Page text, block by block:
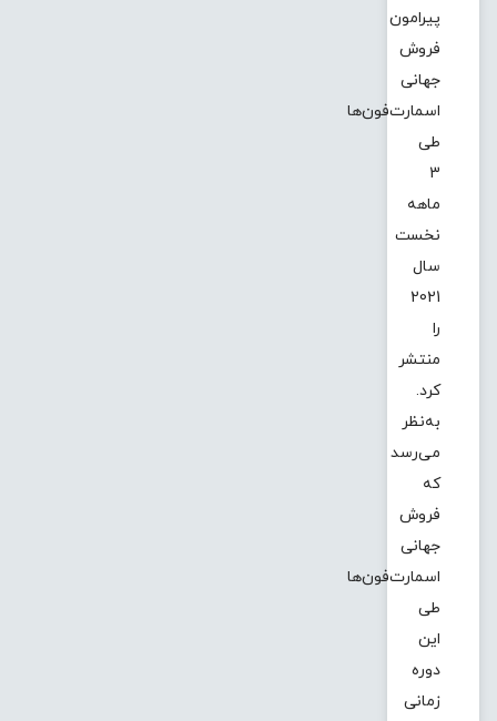
پیرامون
فروش
جهانی
اسمارت‌فون‌ها
طی
3
ماهه
نخست
سال
2021
را
منتشر
کرد.
به‌نظر
می‌رسد
که
فروش
جهانی
اسمارت‌فون‌ها
طی
این
دوره
زمانی